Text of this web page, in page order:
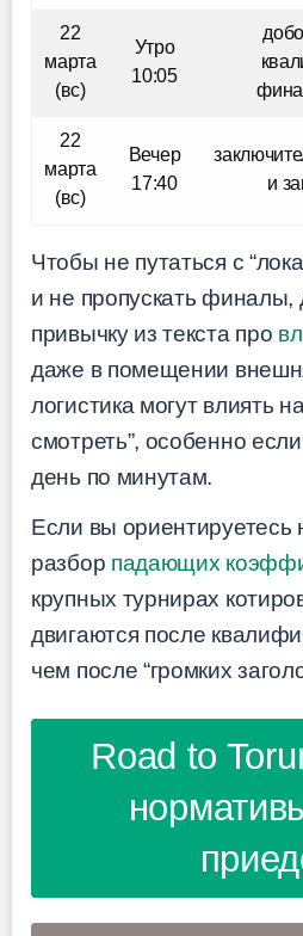
22
марта
(вс)
Утро
10:05
22
марта
(вс)
Вечер
17:40
и
Чтобы не путаться с
и не пропускать финалы,
привычку из текста про
даже в помещении
логистика могут влиять
смотреть”, особенно
день по минутам.
Если вы ориентируетесь
разбор падающих
крупных турнирах
двигаются после
чем после “громких
Road to